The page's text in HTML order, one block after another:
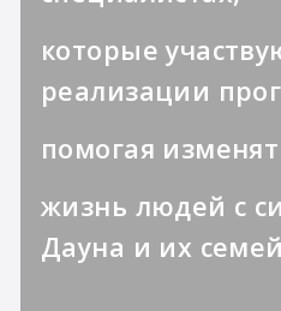
Комплекс игр,
на развитие
четкости и